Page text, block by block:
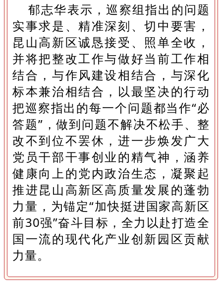
郁志华表示，巡察组指出的问题
实事求是、精准深刻、切中要害，
昆山高新区诚恳接受、照单全收，
并将把整改工作与做好当前工作相
结合，与作风建设相结合，与深化
标本兼治相结合，以最坚决的行动
把巡察指出的每一个问题都当作“必
答题”，做到问题不解决不松手、整
改不到位不罢休，进一步焕发广大
党员干部干事创业的精气神，涵养
健康向上的党内政治生态，凝聚起
推进昆山高新区高质量发展的蓬勃
力量，为锚定“加快挺进国家高新区
前30强”奋斗目标，全力以赴打造全
国一流的现代化产业创新园区贡献
力量。